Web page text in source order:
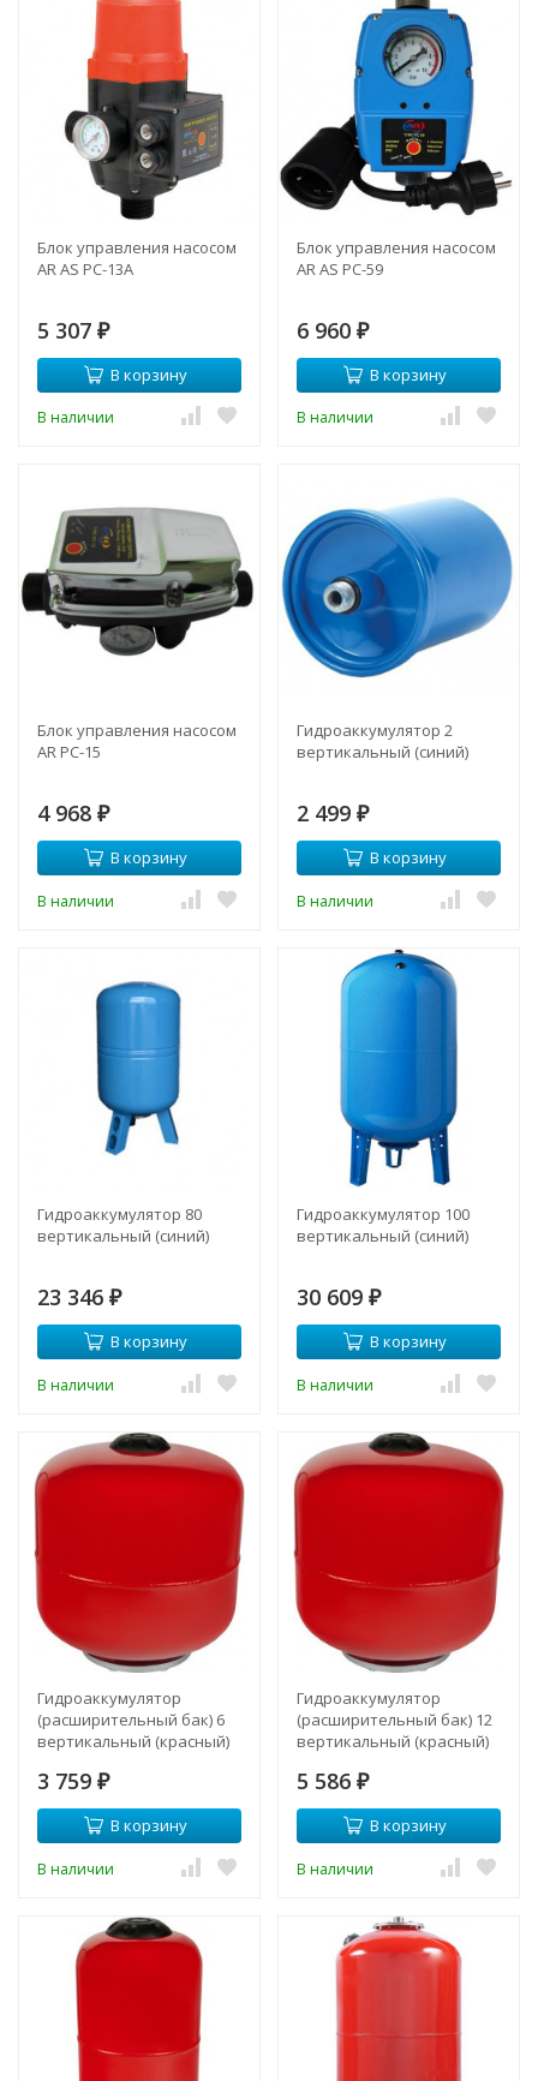
Блок управления насосом
AR AS РС-13А
5 307 ₽
В корзину
В наличии
Блок управления насосом
AR AS РС-59
6 960 ₽
В корзину
В наличии
Блок управления насосом
AR РС-15
4 968 ₽
В корзину
В наличии
Гидроаккумулятор 2
вертикальный (синий)
2 499 ₽
В корзину
В наличии
Гидроаккумулятор 80
вертикальный (синий)
23 346 ₽
В корзину
В наличии
Гидроаккумулятор 100
вертикальный (синий)
30 609 ₽
В корзину
В наличии
Гидроаккумулятор
(расширительный бак) 6
вертикальный (красный)
3 759 ₽
В корзину
В наличии
Гидроаккумулятор
(расширительный бак) 12
вертикальный (красный)
5 586 ₽
В корзину
В наличии